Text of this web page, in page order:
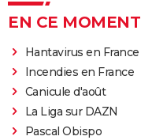
EN CE MOMENT
Hantavirus en France
Incendies en France
Canicule d'août
La Liga sur DAZN
Pascal Obispo